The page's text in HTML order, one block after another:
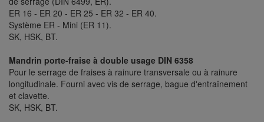
ER 16 - ER 20 - ER 25 - ER 32 - ER 40.
Système ER - Mini (ER 11).
SK, HSK, BT.
Mandrin porte-fraise à double usage DIN 6358
Pour le serrage de fraises à rainure transversale ou à rainure
longitudinale. Fourni avec vis de serrage, bague d'entraînement
et clavette.
SK, HSK, BT.